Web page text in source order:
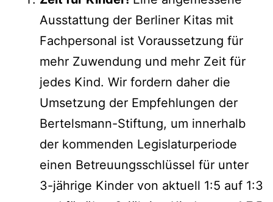
Ausstattung der Berliner Kitas mit
Fachpersonal ist Voraussetzung für
mehr Zuwendung und mehr Zeit für
jedes Kind. Wir fordern daher die
Umsetzung der Empfehlungen der
Bertelsmann-Stiftung, um innerhalb
der kommenden Legislaturperiode
einen Betreuungsschlüssel für unter
3-jährige Kinder von aktuell 1:5 auf 1:3